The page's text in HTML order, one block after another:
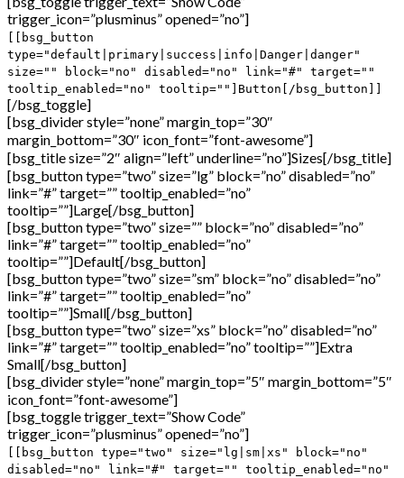
trigger_icon=”plusminus” opened=”no”]
[[bsg_button
type="default|primary|success|info|Danger|danger"
size="" block="no" disabled="no" link="#" target=""
tooltip_enabled="no" tooltip=""]Button[/bsg_button]]
[/bsg_toggle]
[bsg_divider style=”none” margin_top=”30″
margin_bottom=”30″ icon_font=”font-awesome”]
[bsg_title size=”2″ align=”left” underline=”no”]Sizes[/bsg_title]
[bsg_button type=”two” size=”lg” block=”no” disabled=”no”
link=”#” target=”” tooltip_enabled=”no”
tooltip=””]Large[/bsg_button]
[bsg_button type=”two” size=”” block=”no” disabled=”no”
link=”#” target=”” tooltip_enabled=”no”
tooltip=””]Default[/bsg_button]
[bsg_button type=”two” size=”sm” block=”no” disabled=”no”
link=”#” target=”” tooltip_enabled=”no”
tooltip=””]Small[/bsg_button]
[bsg_button type=”two” size=”xs” block=”no” disabled=”no”
link=”#” target=”” tooltip_enabled=”no” tooltip=””]Extra
Small[/bsg_button]
[bsg_divider style=”none” margin_top=”5″ margin_bottom=”5″
icon_font=”font-awesome”]
[bsg_toggle trigger_text=”Show Code”
trigger_icon=”plusminus” opened=”no”]
[[bsg_button type="two" size="lg|sm|xs" block="no"
disabled="no" link="#" target="" tooltip_enabled="no"